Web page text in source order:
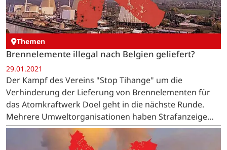
Themen
Brennelemente illegal nach Belgien geliefert?
29.01.2021
Der Kampf des Vereins "Stop Tihange" um die
Verhinderung der Lieferung von Brennelementen für
das Atomkraftwerk Doel geht in die nächste Runde.
Mehrere Umweltorganisationen haben Strafanzeige
gegen Brennelemente-Hersteller und Bundesamt
gestellt. …